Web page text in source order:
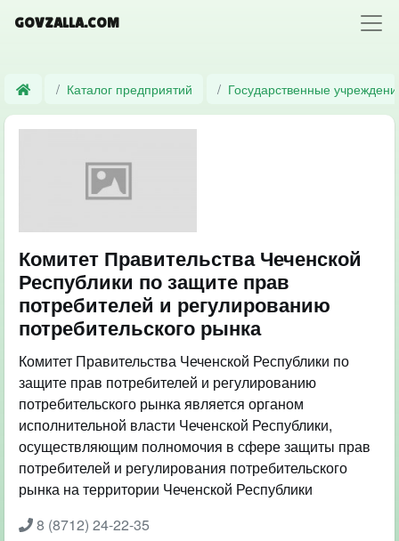
GOVZALLA.COM
Каталог предприятий Государственные
Комитет Правительства Чеченской
Республики по защите прав
потребителей и регулированию
потребительского рынка
Комитет Правительства Чеченской Республики по
защите прав потребителей и регулированию
потребительского рынка является органом
исполнительной власти Чеченской Республики,
осуществляющим полномочия в сфере защиты прав
потребителей и регулирования потребительского
рынка на территории Чеченской Республики
8 (8712) 24-22-35